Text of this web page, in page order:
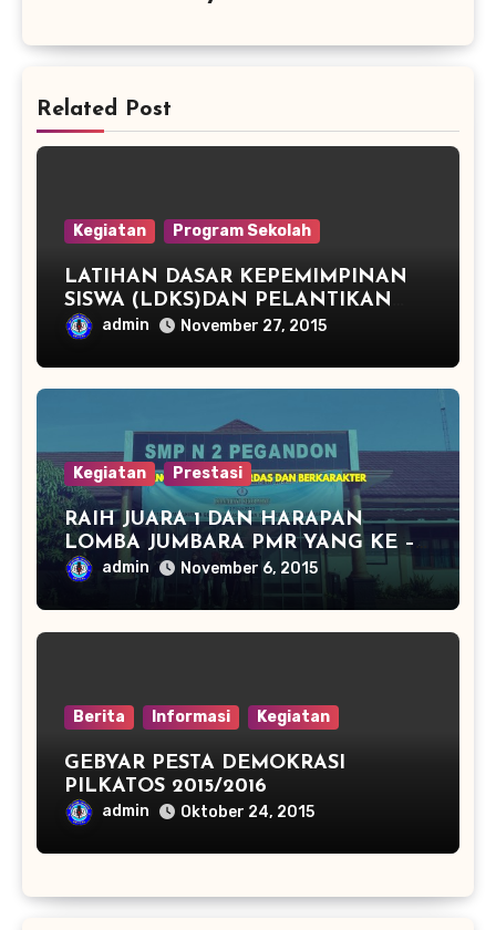
Related Post
Kegiatan Program Sekolah
LATIHAN DASAR KEPEMIMPINAN
SISWA (LDKS)DAN PELANTIKAN
PENGURUS OSIS PERIODE TAHUN
2015/2016 SMP NEGERI 2
PEGANDON
admin November 27, 2015
Kegiatan Prestasi
RAIH JUARA 1 DAN HARAPAN
LOMBA JUMBARA PMR YANG KE –
13
admin November 6, 2015
Berita Informasi Kegiatan
GEBYAR PESTA DEMOKRASI
PILKATOS 2015/2016
admin Oktober 24, 2015